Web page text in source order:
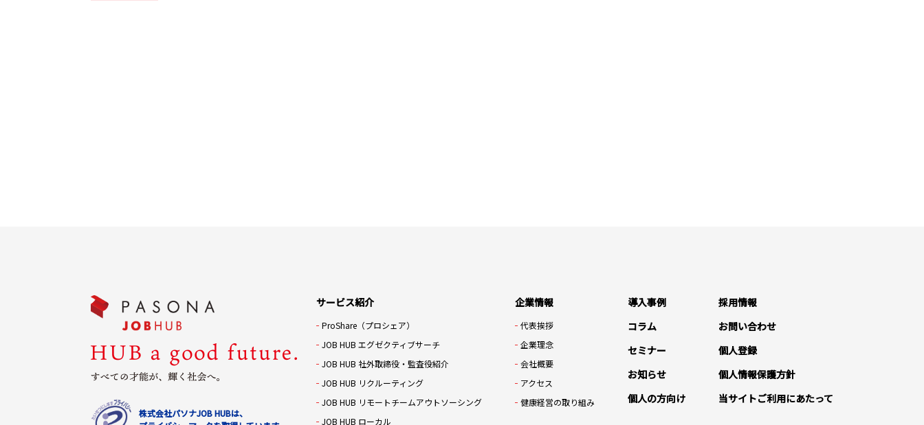
株式会社パソナJOB HUBは、
サービス紹介
ProShare（プロシェア）
JOB HUB エグゼクティブサーチ
JOB HUB 社外取締役・監査役紹介
JOB HUB リクルーティング
JOB HUB リモートチームアウトソーシング
JOB HUB ローカル
企業情報
代表挨拶
企業理念
会社概要
アクセス
健康経営の取り組み
導入事例
コラム
セミナー
お知らせ
個人の方向け
採用情報
お問い合わせ
個人登録
個人情報保護方針
当サイトご利用にあたって